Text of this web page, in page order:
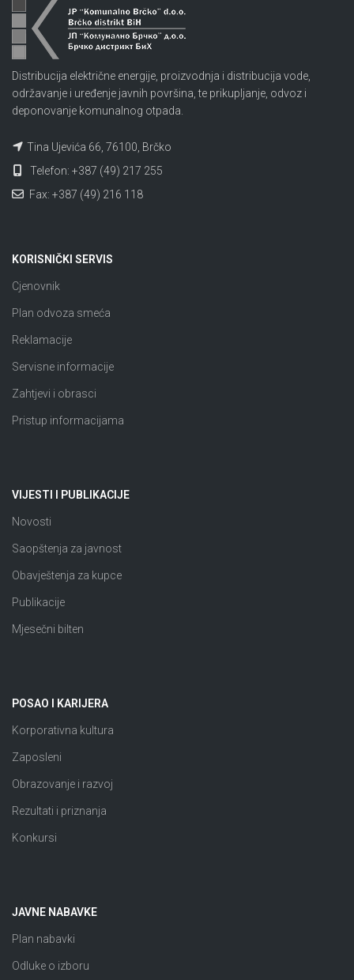
Distribucija električne energije, proizvodnja i distribucija vode,
održavanje i uređenje javnih površina, te prikupljanje, odvoz i
deponovanje komunalnog otpada.
Tina Ujevića 66, 76100, Brčko
Telefon: +387 (49) 217 255
Fax: +387 (49) 216 118
KORISNIČKI SERVIS
Cjenovnik
Plan odvoza smeća
Reklamacije
Servisne informacije
Zahtjevi i obrasci
Pristup informacijama
VIJESTI I PUBLIKACIJE
Novosti
Saopštenja za javnost
Obavještenja za kupce
Publikacije
Mjesečni bilten
POSAO I KARIJERA
Korporativna kultura
Zaposleni
Obrazovanje i razvoj
Rezultati i priznanja
Konkursi
JAVNE NABAVKE
Plan nabavki
Odluke o izboru